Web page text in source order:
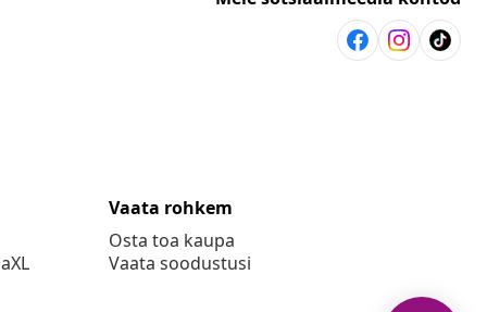
Vaata rohkem
Osta toa kaupa
Vaata soodustusi